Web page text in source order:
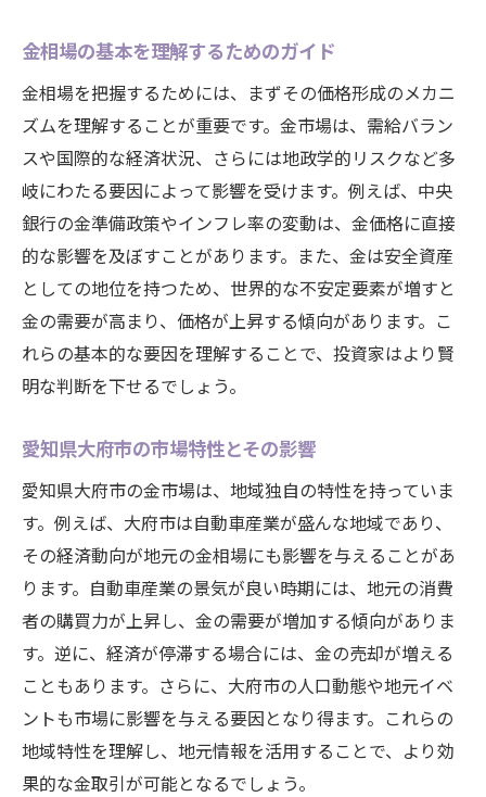
愛知県大府市で効果的な金投資戦略を構築
する
市場トレンドを把握して最適な売却タイミ
ングを選ぶ
リスク管理と利回り最大化のためのヒント
地域特有の要因を考慮した投資戦術
愛知県大府市における金投資の成功事例
金相場の長期予測と投資計画の立て方
愛知県大府市での金売却で利益を最大化する秘
訣とは
売却のベストタイミングを見つけるコツ
信頼できる買取業者の選び方
金の品質と価値を正しく評価する方法
手数料を抑えて利益を高めるテクニック
過去の成功事例から学ぶ利益最大化の手法
金相場の変動を利用し愛知県大府市での成功を
掴む
市場動向を利用した売却戦略の構築
相場の急変に備えるための予防策
短期的な変動を活用した売買テクニック
金相場の基本を理解するためのガイド
金相場を把握するためには、まずその価格形成のメカニ
ズムを理解することが重要です。金市場は、需給バラン
スや国際的な経済状況、さらには地政学的リスクなど多
岐にわたる要因によって影響を受けます。例えば、中央
銀行の金準備政策やインフレ率の変動は、金価格に直接
的な影響を及ぼすことがあります。また、金は安全資産
としての地位を持つため、世界的な不安定要素が増すと
金の需要が高まり、価格が上昇する傾向があります。こ
れらの基本的な要因を理解することで、投資家はより賢
明な判断を下せるでしょう。
愛知県大府市の市場特性とその影響
愛知県大府市の金市場は、地域独自の特性を持っていま
す。例えば、大府市は自動車産業が盛んな地域であり、
その経済動向が地元の金相場にも影響を与えることがあ
ります。自動車産業の景気が良い時期には、地元の消費
者の購買力が上昇し、金の需要が増加する傾向がありま
す。逆に、経済が停滞する場合には、金の売却が増える
こともあります。さらに、大府市の人口動態や地元イベ
ントも市場に影響を与える要因となり得ます。これらの
地域特性を理解し、地元情報を活用することで、より効
果的な金取引が可能となるでしょう。